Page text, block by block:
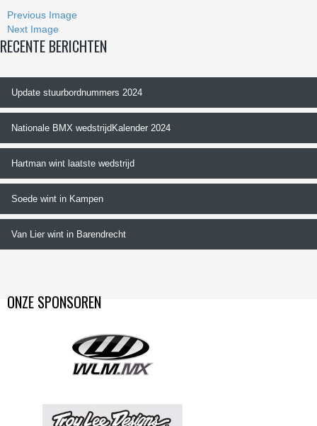
Previous Image
Next Image
RECENTE BERICHTEN
Update stuurbordnummers 2024
Nationale BMX wedstrijdKalender 2024
Hartman wint laatste wedstrijd
Soede wint in Kampen
Van Lier wint in Barendrecht
ONZE SPONSOREN